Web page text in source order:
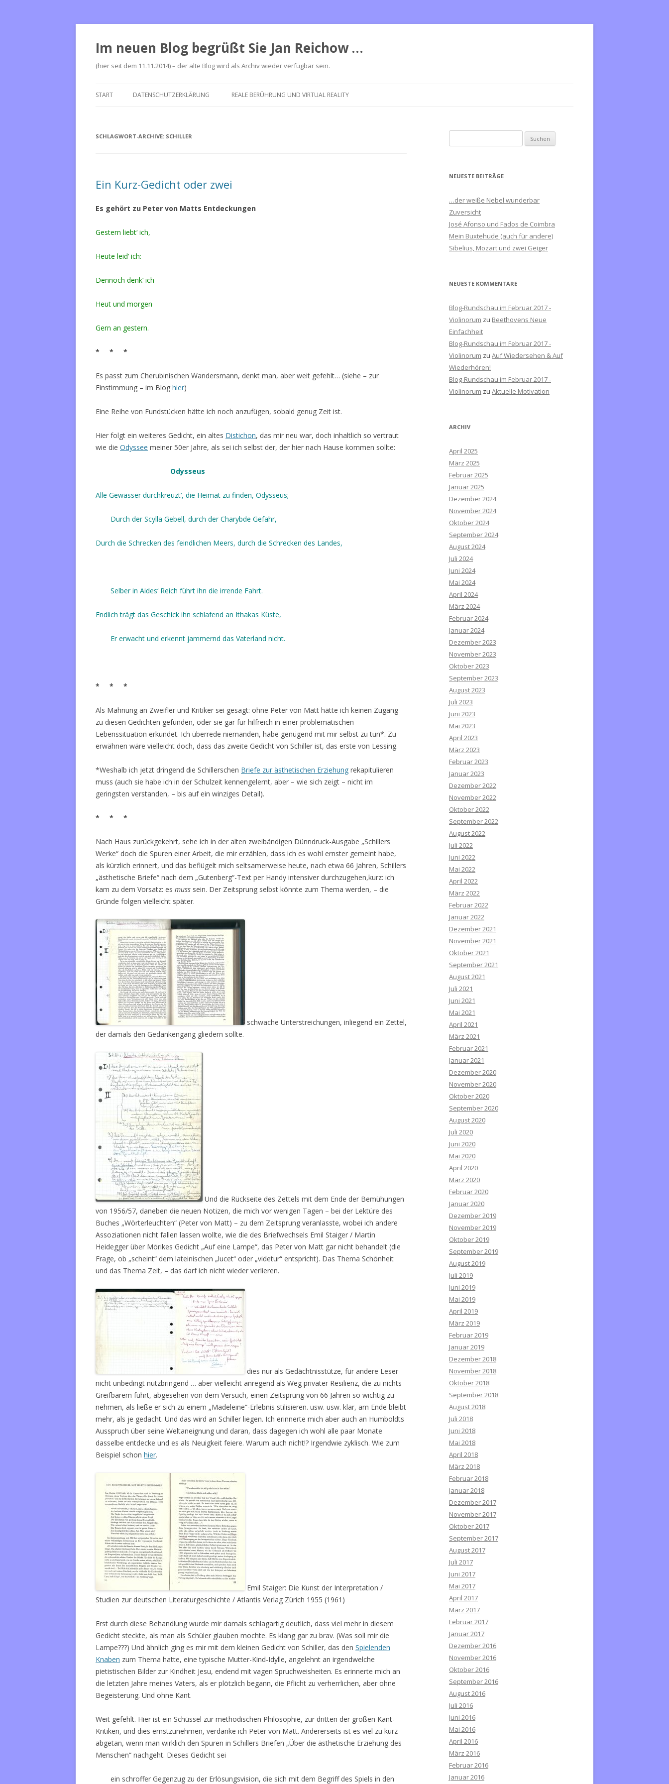
Im neuen Blog begrüßt Sie Jan Reichow …
(hier seit dem 11.11.2014) – der alte Blog wird als Archiv wieder verfügbar sein.
Inhalt
START DATENSCHUTZERKLÄRUNG REALE BERÜHRUNG UND VIRTUAL REALITY
SCHLAGWORT-ARCHIVE: SCHILLER
Ein Kurz-Gedicht oder zwei
Es gehört zu Peter von Matts Entdeckungen
Gestern liebt‘ ich,
Heute leid‘ ich:
Dennoch denk‘ ich
Heut und morgen
Gern an gestern.
* * *
Es passt zum Cherubinischen Wandersmann, denkt man, aber weit gefehlt… (siehe – zur
Einstimmung – im Blog hier)
Eine Reihe von Fundstücken hätte ich noch anzufügen, sobald genug Zeit ist.
Hier folgt ein weiteres Gedicht, ein altes Distichon, das mir neu war, doch inhaltlich so vertraut
wie die Odyssee meiner 50er Jahre, als sei ich selbst der, der hier nach Hause kommen sollte:
Odysseus
Alle Gewässer durchkreuzt‘, die Heimat zu finden, Odysseus;
Durch der Scylla Gebell, durch der Charybde Gefahr,
Durch die Schrecken des feindlichen Meers, durch die Schrecken des Landes,
Selber in Aides‘ Reich führt ihn die irrende Fahrt.
Endlich trägt das Geschick ihn schlafend an Ithakas Küste,
Er erwacht und erkennt jammernd das Vaterland nicht.
* * *
Als Mahnung an Zweifler und Kritiker sei gesagt: ohne Peter von Matt hätte ich keinen Zugang
zu diesen Gedichten gefunden, oder sie gar für hilfreich in einer problematischen
Lebenssituation erkundet. Ich überrede niemanden, habe genügend mit mir selbst zu tun*. Zu
erwähnen wäre vielleicht doch, dass das zweite Gedicht von Schiller ist, das erste von Lessing.
*Weshalb ich jetzt dringend die Schillerschen Briefe zur ästhetischen Erziehung rekapitulieren
muss (auch sie habe ich in der Schulzeit kennengelernt, aber – wie sich zeigt – nicht im
geringsten verstanden, – bis auf ein winziges Detail).
* * *
Nach Haus zurückgekehrt, sehe ich in der alten zweibändigen Dünndruck-Ausgabe „Schillers
Werke“ doch die Spuren einer Arbeit, die mir erzählen, dass ich es wohl ernster gemeint habe,
als kürzlich erinnert, und das beflügelt mich seltsamerweise heute, nach etwa 66 Jahren, Schillers
„ästhetische Briefe“ nach dem „Gutenberg“-Text per Handy intensiver durchzugehen,kurz: ich
kam zu dem Vorsatz: es muss sein. Der Zeitsprung selbst könnte zum Thema werden, – die
Gründe folgen vielleicht später.
schwache Unterstreichungen, inliegend ein Zettel,
der damals den Gedankengang gliedern sollte.
Und die Rückseite des Zettels mit dem Ende der Bemühungen
von 1956/57, daneben die neuen Notizen, die mich vor wenigen Tagen – bei der Lektüre des
Buches „Wörterleuchten“ (Peter von Matt) – zu dem Zeitsprung veranlasste, wobei ich andere
Assoziationen nicht fallen lassen wollte, wie die des Briefwechsels Emil Staiger / Martin
Heidegger über Mörikes Gedicht „Auf eine Lampe“, das Peter von Matt gar nicht behandelt (die
Frage, ob „scheint“ dem lateinischen „lucet“ oder „videtur“ entspricht). Das Thema Schönheit
und das Thema Zeit, – das darf ich nicht wieder verlieren.
dies nur als Gedächtnisstütze, für andere Leser
nicht unbedingt nutzbringend … aber vielleicht anregend als Weg privater Resilienz, die zu nichts
Greifbarem führt, abgesehen von dem Versuch, einen Zeitsprung von 66 Jahren so wichtig zu
nehmen, als ließe er sich zu einem „Madeleine“-Erlebnis stilisieren. usw. usw. klar, am Ende bleibt
mehr, als je gedacht. Und das wird an Schiller liegen. Ich erinnerte mich aber auch an Humboldts
Ausspruch über seine Weltaneignung und daran, dass dagegen ich wohl alle paar Monate
dasselbe entdecke und es als Neuigkeit feiere. Warum auch nicht!? Irgendwie zyklisch. Wie zum
Beispiel schon hier.
Emil Staiger: Die Kunst der Interpretation /
Studien zur deutschen Literaturgeschichte / Atlantis Verlag Zürich 1955 (1961)
Erst durch diese Behandlung wurde mir damals schlagartig deutlich, dass viel mehr in diesem
Gedicht steckte, als man als Schüler glauben mochte. Es klang gar zu brav. (Was soll mir die
Lampe???) Und ähnlich ging es mir mit dem kleinen Gedicht von Schiller, das den Spielenden
Knaben zum Thema hatte, eine typische Mutter-Kind-Idylle, angelehnt an irgendwelche
pietistischen Bilder zur Kindheit Jesu, endend mit vagen Spruchweisheiten. Es erinnerte mich an
die letzten Jahre meines Vaters, als er plötzlich begann, die Pflicht zu verherrlichen, aber ohne
Begeisterung. Und ohne Kant.
Weit gefehlt. Hier ist ein Schüssel zur methodischen Philosophie, zur dritten der großen Kant-
Kritiken, und dies ernstzunehmen, verdanke ich Peter von Matt. Andererseits ist es viel zu kurz
abgetan, wenn man wirklich den Spuren in Schillers Briefen „Über die ästhetische Erziehung des
Menschen“ nachgeht. Dieses Gedicht sei
ein schroffer Gegenzug zu der Erlösungsvision, die sich mit dem Begriff des Spiels in den
u
h
n
a
c
h
NEUESTE BEITRÄGE
…der weiße Nebel wunderbar
Zuversicht
José Afonso und Fados de Coimbra
Mein Buxtehude (auch für andere)
Sibelius, Mozart und zwei Geiger
NEUESTE KOMMENTARE
Blog-Rundschau im Februar 2017 -
Violinorum zu Beethovens Neue
Einfachheit
Blog-Rundschau im Februar 2017 -
Violinorum zu Auf Wiedersehen & Auf
Wiederhören!
Blog-Rundschau im Februar 2017 -
Violinorum zu Aktuelle Motivation
ARCHIV
April 2025
März 2025
Februar 2025
Januar 2025
Dezember 2024
November 2024
Oktober 2024
September 2024
August 2024
Juli 2024
Juni 2024
Mai 2024
April 2024
März 2024
Februar 2024
Januar 2024
Dezember 2023
November 2023
Oktober 2023
September 2023
August 2023
Juli 2023
Juni 2023
Mai 2023
April 2023
März 2023
Februar 2023
Januar 2023
Dezember 2022
November 2022
Oktober 2022
September 2022
August 2022
Juli 2022
Juni 2022
Mai 2022
April 2022
März 2022
Februar 2022
Januar 2022
Dezember 2021
November 2021
Oktober 2021
September 2021
August 2021
Juli 2021
Juni 2021
Mai 2021
April 2021
März 2021
Februar 2021
Januar 2021
Dezember 2020
November 2020
Oktober 2020
September 2020
August 2020
Juli 2020
Juni 2020
Mai 2020
April 2020
März 2020
Februar 2020
Januar 2020
Dezember 2019
November 2019
Oktober 2019
September 2019
August 2019
Juli 2019
Juni 2019
Mai 2019
April 2019
März 2019
Februar 2019
Januar 2019
Dezember 2018
November 2018
Oktober 2018
September 2018
August 2018
Juli 2018
Juni 2018
Mai 2018
April 2018
März 2018
Februar 2018
Januar 2018
Dezember 2017
November 2017
Oktober 2017
September 2017
August 2017
Juli 2017
Juni 2017
Mai 2017
April 2017
März 2017
Februar 2017
Januar 2017
Dezember 2016
November 2016
Oktober 2016
September 2016
August 2016
Juli 2016
Juni 2016
Mai 2016
April 2016
März 2016
Februar 2016
Januar 2016